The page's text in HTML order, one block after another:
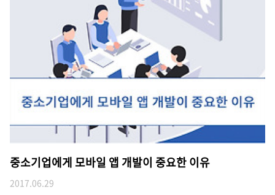
중소기업에게 모바일 앱 개발이 중요한 이유
2017.06.29